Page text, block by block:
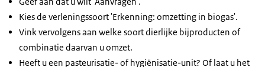
Kies de verleningssoort 'Erkenning: omzetting in biogas'.
Vink vervolgens aan welke soort dierlijke bijproducten of
combinatie daarvan u omzet.
Heeft u een pasteurisatie- of hygiënisatie-unit? Of laat u het